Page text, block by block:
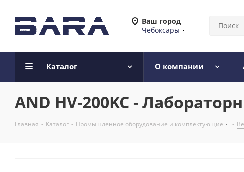
Ваш город
Чебоксары
Каталог О компании
AND HV-200KC -
Главная - Каталог - Промышленное оборудование и комплектующие -